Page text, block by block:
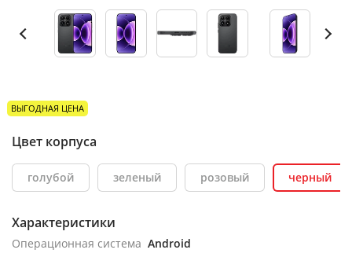
ВЫГОДНАЯ ЦЕНА
Цвет корпуса
голубой зеленый розовый черный
Характеристики
Операционная система Android